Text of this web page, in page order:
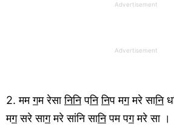
Advertisement
Advertisement
2. ममगम रेसानिनिपनि निप मगमरे सानि
मगसरे सागमरे सांनि सानिपम पगमरे सा ।